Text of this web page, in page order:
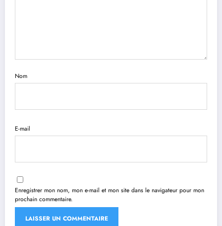
Nom
E-mail
Enregistrer mon nom, mon e-mail et mon site dans le navigateur pour mon
prochain commentaire.